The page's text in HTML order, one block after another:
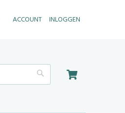
ACCOUNT INLOGGEN
Search